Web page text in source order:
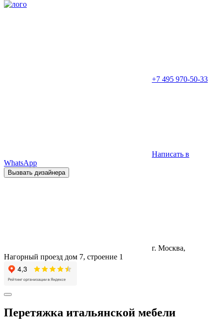
+7 495 970-50-33
Написать в
WhatsApp
Вызвать дизайнера
г. Москва,
Нагорный проезд дом 7, строение 1
Перетяжка итальянской мебели